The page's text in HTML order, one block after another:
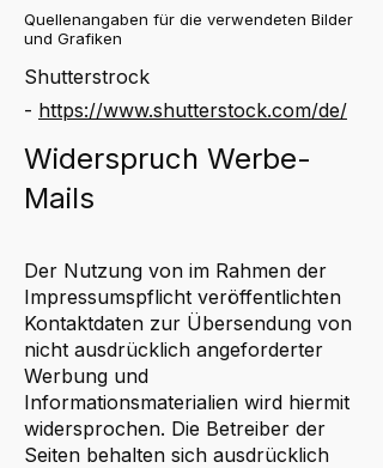
Quellenangaben für die verwendeten Bilder
und Grafiken
Shutterstrock
- https://www.shutterstock.com/de/
Widerspruch Werbe-
Mails
Der Nutzung von im Rahmen der
Impressumspflicht veröffentlichten
Kontaktdaten zur Übersendung von
nicht ausdrücklich angeforderter
Werbung und
Informationsmaterialien wird hiermit
widersprochen. Die Betreiber der
Seiten behalten sich ausdrücklich